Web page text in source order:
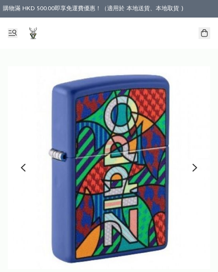
購物滿 HKD 500.00即享免運費優惠！（適用於 本地送貨、本地取貨 )